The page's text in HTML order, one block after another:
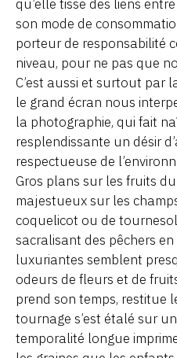
qu’elle tisse des liens
son mode de
porteur de responsabilité
niveau, pour ne pas que
C’est aussi et surtout par
le grand écran nous
la photographie, qui fait
resplendissante un désir
respectueuse de
Gros plans sur les fruits
majestueux sur les
coquelicot ou de
sacralisant des pêchers
luxuriantes semblent
odeurs de fleurs et de
prend son temps, restitue
tournage s’est étalé sur
temporalité longue